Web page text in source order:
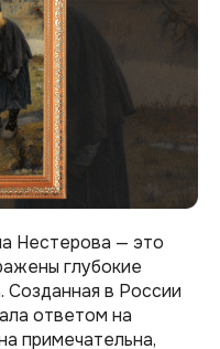
Нестерова — это
глубокие
Созданная в России
ответом на
примечательна,